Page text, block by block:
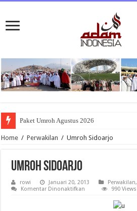
Paket Umroh Agustus 2026
Home / Perwakilan / Umroh Sidoarjo
Umroh Sidoarjo
rowi Januari 20, 2013 Perwakilan,
Komentar Dinonaktifkan
990 Views